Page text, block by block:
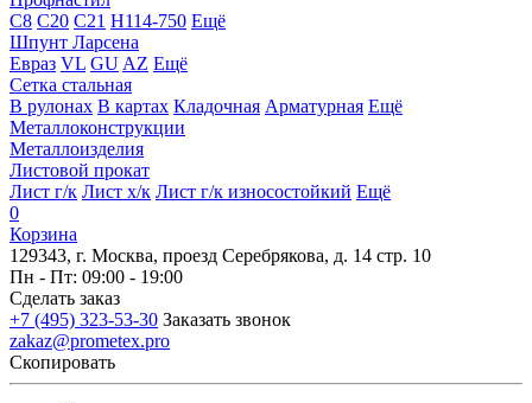
С8 С20 С21 Н114-750 Ещё
Шпунт Ларсена
Евраз VL GU AZ Ещё
Сетка стальная
В рулонах В картах Кладочная Арматурная Ещё
Металлоконструкции
Металлоизделия
Листовой прокат
Лист г/к Лист х/к Лист г/к износостойкий Ещё
0
Корзина
129343, г. Москва, проезд Серебрякова, д. 14 стр. 10
Пн - Пт: 09:00 - 19:00
Сделать заказ
+7 (495) 323-53-30 Заказать звонок
zakaz@prometex.pro
Скопировать